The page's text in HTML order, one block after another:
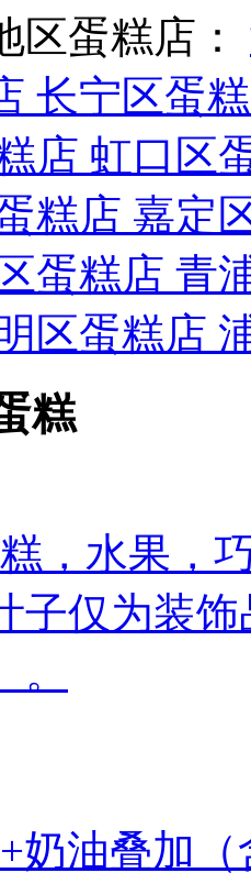
区蛋糕店：
长宁区蛋
店 虹口区
糕店 嘉定
蛋糕店 青
区蛋糕店
糕